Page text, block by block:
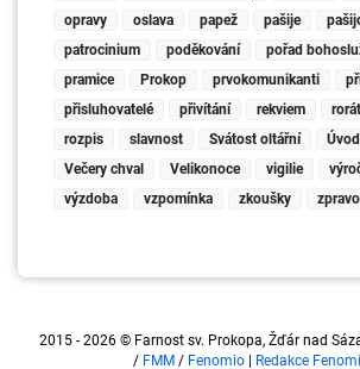
opravy
oslava papež pašije
patrocinium
poděkování pořad
pramice
Prokop prvokomunikanti
přisluhovatelé
přivítání rekviem
rozpis
slavnost Svátost oltářní Úvod
Večery chval
Velikonoce vigilie
výzdoba
vzpomínka zkoušky
2015 - 2026 © Farnost sv. Prokopa, Žďár nad
/ FMM / Fenomio Redakce